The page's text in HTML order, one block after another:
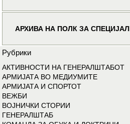
АРХИВА НА ПОЛК ЗА
Рубрики
АКТИВНОСТИ НА ГЕНЕРАЛШТАБОТ
АРМИЈАТА ВО МЕДИУМИТЕ
АРМИЈАТА И СПОРТОТ
ВЕЖБИ
ВОЈНИЧКИ СТОРИИ
ГЕНЕРАЛШТАБ